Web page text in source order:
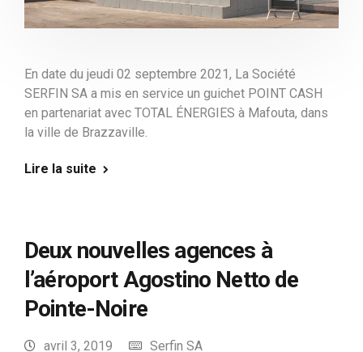
En date du jeudi 02 septembre 2021, La Société
SERFIN SA a mis en service un guichet POINT CASH
en partenariat avec TOTAL ÉNERGIES à Mafouta, dans
la ville de Brazzaville.
Lire la suite
Deux nouvelles agences à
l’aéroport Agostino Netto de
Pointe-Noire
avril 3, 2019 Serfin SA